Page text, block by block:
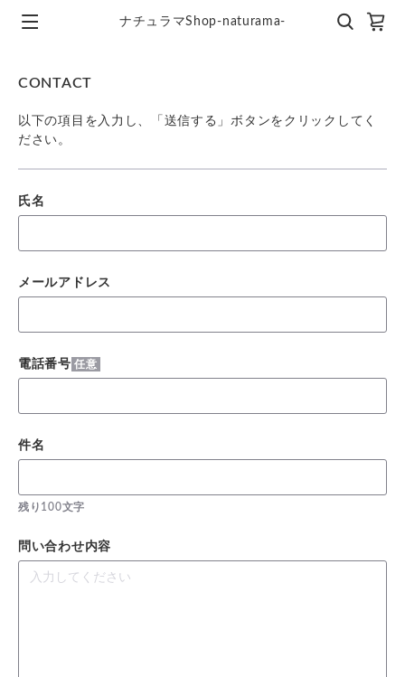
ナチュラマShop-naturama-
CONTACT
以下の項目を入力し、「送信する」ボタンをクリックしてく
ださい。
氏名
メールアドレス
電話番号 任意
件名
残り 100文字
問い合わせ内容